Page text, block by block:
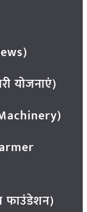
योजनाएं)
फाउंडेशन)